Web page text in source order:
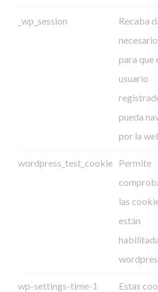
_wp_session
Recaba
para que
usuario
pueda
por la
wordpress_test_cookie Permite
las
están
wp-settings-time-1
Estas